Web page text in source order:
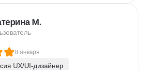
М.
8 января
UX/UI-дизайнер